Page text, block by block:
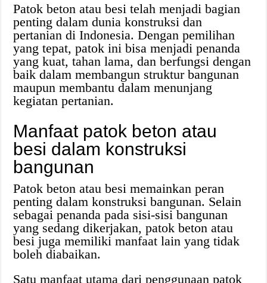
Patok beton atau besi telah menjadi bagian
penting dalam dunia konstruksi dan
pertanian di Indonesia. Dengan pemilihan
yang tepat, patok ini bisa menjadi penanda
yang kuat, tahan lama, dan berfungsi dengan
baik dalam membangun struktur bangunan
maupun membantu dalam menunjang
kegiatan pertanian.
Manfaat patok beton atau
besi dalam konstruksi
bangunan
Patok beton atau besi memainkan peran
penting dalam konstruksi bangunan. Selain
sebagai penanda pada sisi-sisi bangunan
yang sedang dikerjakan, patok beton atau
besi juga memiliki manfaat lain yang tidak
boleh diabaikan.
Satu manfaat utama dari penggunaan patok